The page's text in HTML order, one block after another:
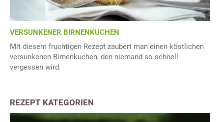
VERSUNKENER BIRNENKUCHEN
Mit diesem fruchtigen Rezept zaubert man einen köstlichen
versunkenen Birnenkuchen, den niemand so schnell
vergessen wird.
REZEPT KATEGORIEN